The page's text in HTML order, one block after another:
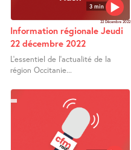
3 min
22 Décembre 2022
Information régionale Jeudi
22 décembre 2022
L’essentiel de l’actualité de la
région Occitanie...